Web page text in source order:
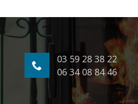
03 59 28 38 22
06 34 08 84 46